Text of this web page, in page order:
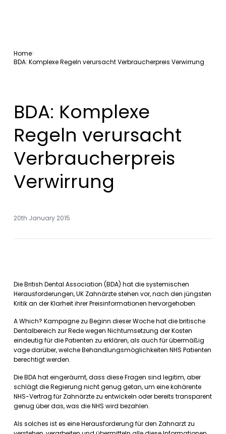
Home
BDA: Komplexe Regeln verursacht Verbraucherpreis Verwirrung
BDA: Komplexe
Regeln verursacht
Verbraucherpreis
Verwirrung
20th January 2015
Die British Dental Association (BDA) hat die systemischen
Herausforderungen, UK Zahnärzte stehen vor, nach den jüngsten
Kritik an der Klarheit ihrer Preisinformationen hervorgehoben.
A Which? Kampagne zu Beginn dieser Woche hat die britische
Dentalbereich zur Rede wegen Nichtumsetzung der Kosten
eindeutig für die Patienten zu erklären, als auch für übermäßig
vage darüber, welche Behandlungsmöglichkeiten NHS Patienten
berechtigt werden.
Die BDA hat eingeräumt, dass diese Fragen sind legitim, aber
schlägt die Regierung nicht genug getan, um eine kohärente
NHS-Vertrag für Zahnärzte zu entwickeln oder bereits transparent
genug über das, was die NHS wird bezahlen.
Als solches ist es eine Herausforderung für den Zahnarzt zu